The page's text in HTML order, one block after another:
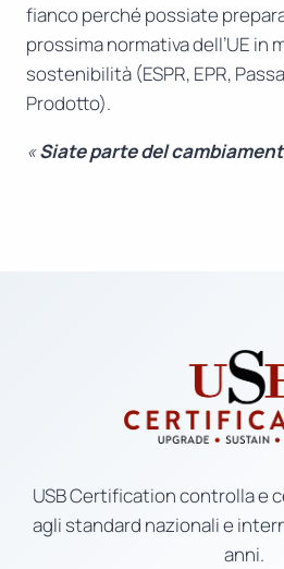
fianco perché possiate
prossima normativa dell’UE in
sostenibilità (ESPR, EPR,
Prodotto).
«Siate parte del
USB Certification controlla e
agli standard nazionali e
anni.